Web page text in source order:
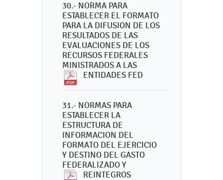
30.- NORMA PARA
ESTABLECER EL FORMATO
PARA LA DIFUSION DE LOS
RESULTADOS DE LAS
EVALUACIONES DE LOS
RECURSOS FEDERALES
MINISTRADOS A LAS
ENTIDADES FED
31.- NORMAS PARA
ESTABLECER LA
ESTRUCTURA DE
INFORMACION DEL
FORMATO DEL EJERCICIO
Y DESTINO DEL GASTO
FEDERALIZADO Y
REINTEGROS